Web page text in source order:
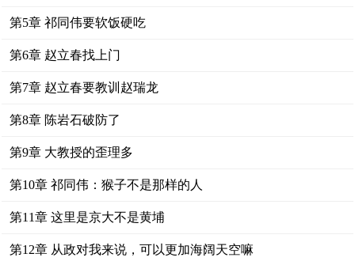
第5章 祁同伟要软饭硬吃
第6章 赵立春找上门
第7章 赵立春要教训赵瑞龙
第8章 陈岩石破防了
第9章 大教授的歪理多
第10章 祁同伟：猴子不是那样的人
第11章 这里是京大不是黄埔
第12章 从政对我来说，可以更加海阔天空嘛